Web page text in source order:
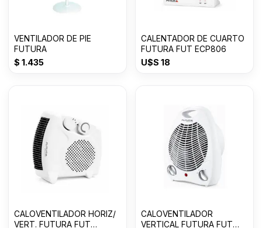
VENTILADOR DE PIE
FUTURA
$ 1.435
CALENTADOR DE CUARTO
FUTURA FUT ECP806
U$S 18
CALOVENTILADOR HORIZ/
VERT. FUTURA FUT
CALOVENTILADOR
VERTICAL FUTURA FUT